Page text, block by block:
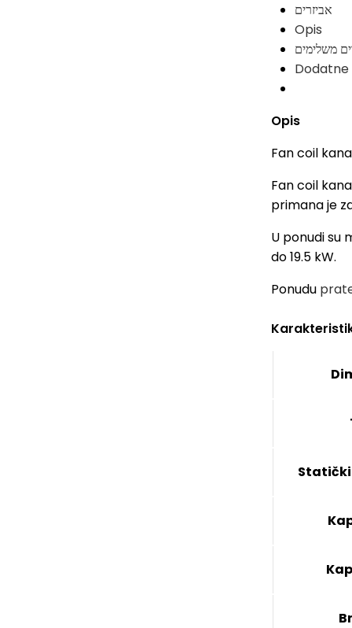
אביזרים
Opis
משלימים
Opis
Fan coil
Fan coil
primana je
U ponudi su
do 19.5 kW.
Ponudu